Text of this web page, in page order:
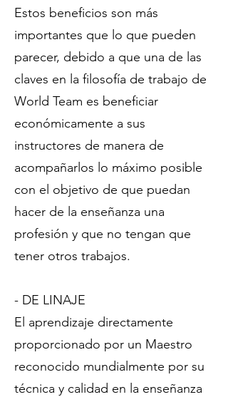
Estos beneficios son más
importantes que lo que pueden
parecer, debido a que una de las
claves en la filosofía de trabajo de
World Team es beneficiar
económicamente a sus
instructores de manera de
acompañarlos lo máximo posible
con el objetivo de que puedan
hacer de la enseñanza una
profesión y que no tengan que
tener otros trabajos.
- DE LINAJE
El aprendizaje directamente
proporcionado por un Maestro
reconocido mundialmente por su
técnica y calidad en la enseñanza